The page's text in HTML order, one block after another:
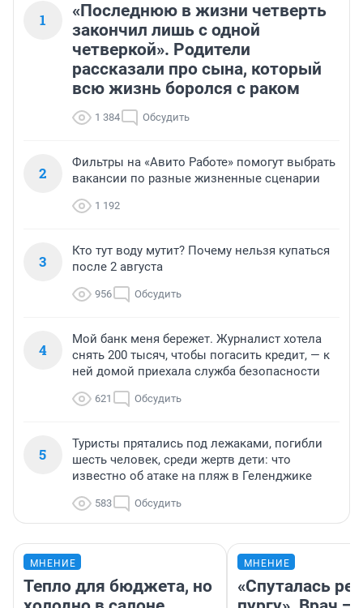
1
«Последнюю в жизни четверть
закончил лишь с одной
четверкой». Родители
рассказали про сына, который
всю жизнь боролся с раком
1 384 Обсудить
2
Фильтры на «Авито Работе» помогут выбрать
вакансии по разные жизненные сценарии
1 192
3
Кто тут воду мутит? Почему нельзя купаться
после 2 августа
956 Обсудить
4
Мой банк меня бережет. Журналист хотела
снять 200 тысяч, чтобы погасить кредит, — к
ней домой приехала служба безопасности
621 Обсудить
5
Туристы прятались под лежаками, погибли
шесть человек, среди жертв дети: что
известно об атаке на пляж в Геленджике
583 Обсудить
МНЕНИЕ
Тепло для бюджета, но
МНЕНИЕ
«Спуталась